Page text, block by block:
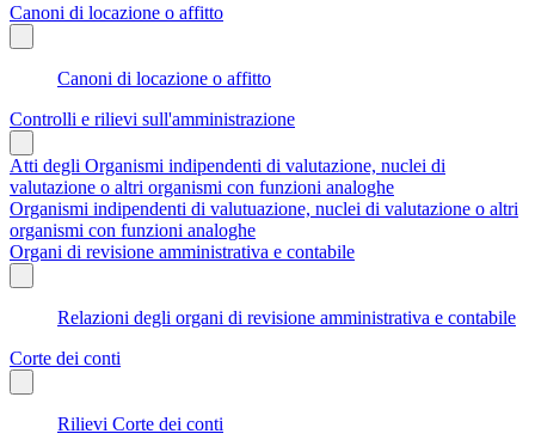
Canoni di locazione o affitto
Canoni di locazione o affitto
Controlli e rilievi sull'amministrazione
Atti degli Organismi indipendenti di valutazione, nuclei di
valutazione o altri organismi con funzioni analoghe
Organismi indipendenti di valutuazione, nuclei di valutazione o altri
organismi con funzioni analoghe
Organi di revisione amministrativa e contabile
Relazioni degli organi di revisione amministrativa e contabile
Corte dei conti
Rilievi Corte dei conti